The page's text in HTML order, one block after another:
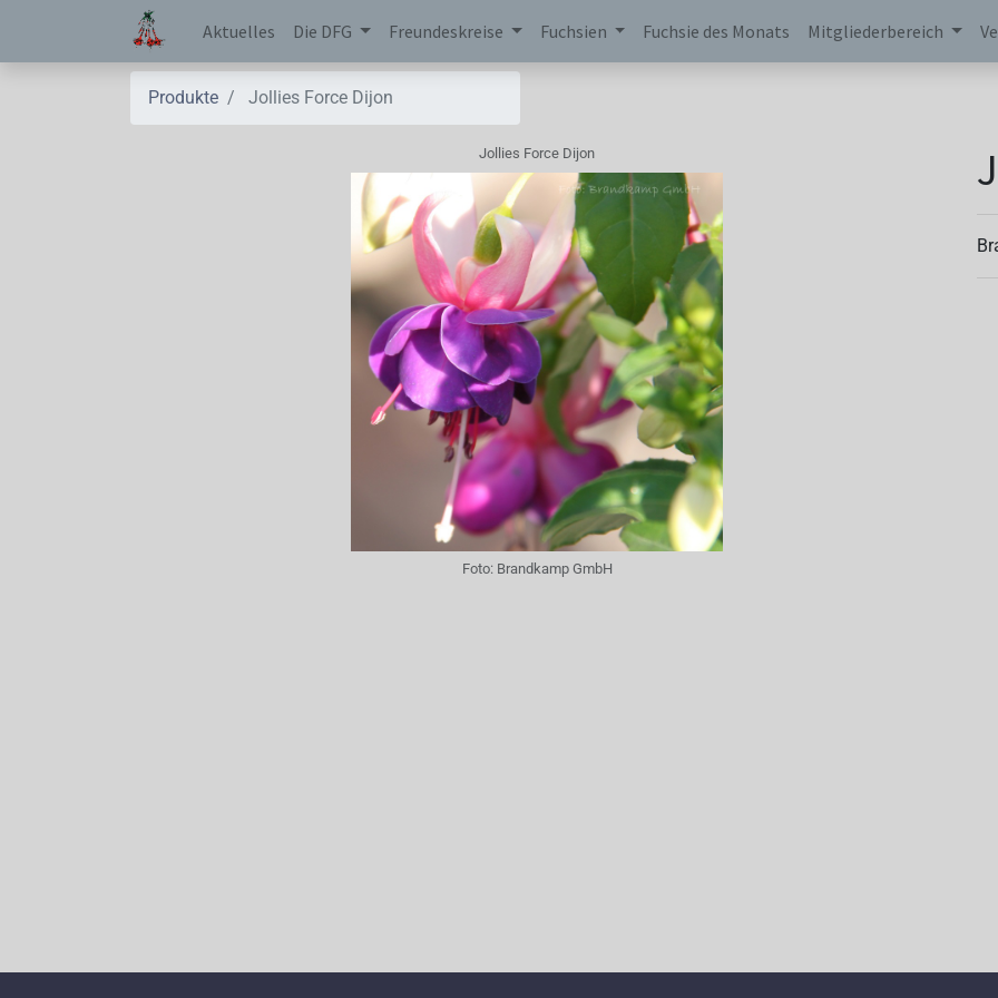
Aktuelles Die DFG Freundeskreise Fuchsien Fuchsie des Monats Mitgliederbereich
Produkte Jollies Force Dijon
Jollies Force Dijon
Foto: Brandkamp GmbH